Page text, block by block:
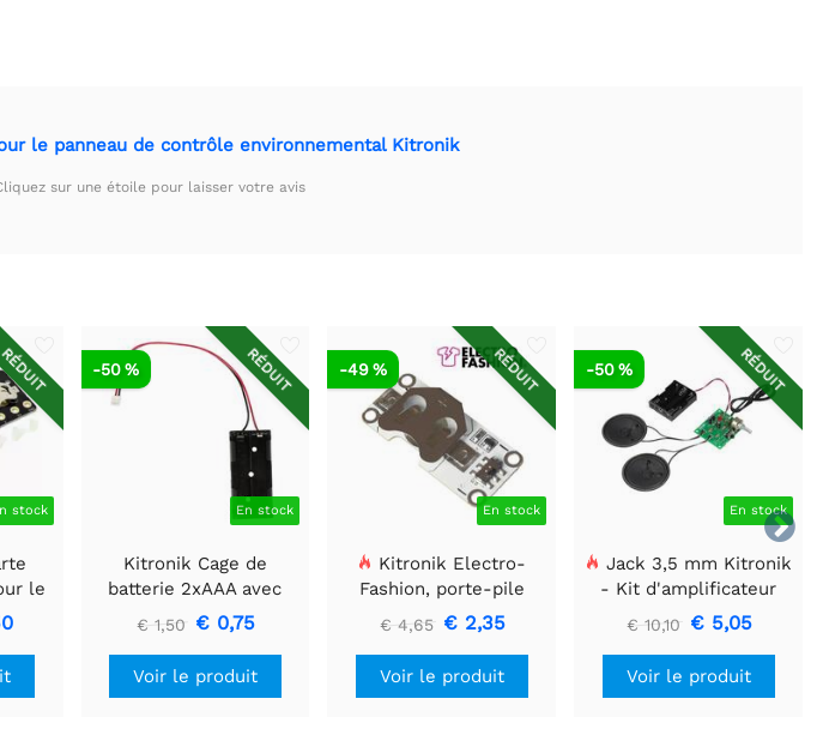
le panneau de contrôle environnemental Kitronik
sur une étoile pour laisser votre avis

stock
le
RÉDUIT
En stock
-50 %
Kitronik Cage de
batterie 2xAAA avec
connecteur JST
€ 1,50 € 0,75
Voir le produit
RÉDUIT
En stock
-49 %
Kitronik Electro-
Fashion, porte-pile
bouton à détection de
lumière
€ 4,65 € 2,35
Voir le produit
RÉDUIT
En stock
-50 %
Jack 3,5 mm Kitronik
- Kit d'amplificateur
stéréo de luxe
€ 10,10 € 5,05
Voir le produit